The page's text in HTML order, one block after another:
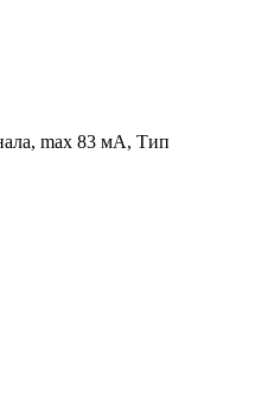
max 83 мА, Тип